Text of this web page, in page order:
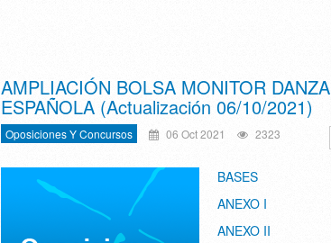
AMPLIACIÓN BOLSA MONITOR DANZA
ESPAÑOLA (Actualización 06/10/2021)
Oposiciones Y Concursos 06 Oct 2021 2323
BASES
ANEXO I
ANEXO II